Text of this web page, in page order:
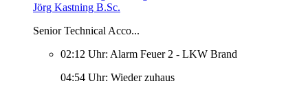
Jörg Kastning B.Sc.
Senior Technical Acco...
02:12 Uhr: Alarm Feuer 2 - LKW Brand
04:54 Uhr: Wieder zuhaus